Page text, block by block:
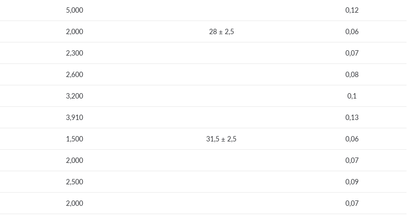
5,000 0,12
2,000 28 ± 2,5 0,06
2,300 0,07
2,600 0,08
3,200 0,1
3,910 0,13
1,500 31,5 ± 2,5 0,06
2,000 0,07
2,500 0,09
2,000 0,07